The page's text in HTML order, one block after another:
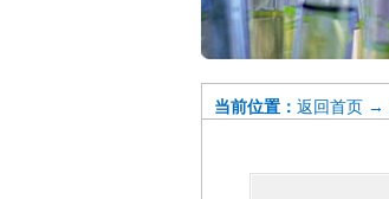
当前位置： 返回首页 →